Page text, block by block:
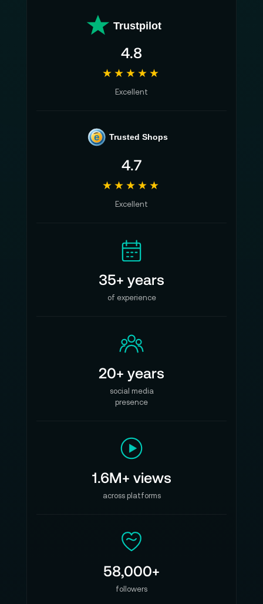
Trustpilot
4.8
★★★★★
Excellent
e Trusted Shops
4.7
★★★★★
Excellent
35+ years
of experience
20+ years
social media
presence
1.6M+ views
across platforms
58,000+
followers